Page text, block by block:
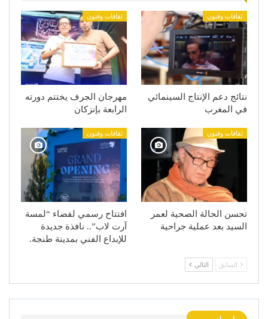
ثقافات وفنون
نتائج دعم الإنتاج السينمائي
في المغرب
ثقافات وفنون
مهرجان الجرف يختتم دورته
الرابعة بإنزكان
ثقافات وفنون
تحسن الحالة الصحية لعمر
السيد بعد عملية جراحية
ثقافات وفنون
افتتاح رسمي لفضاء “لمسة
آرت لاب”.. نافذة جديدة
للإبداع الفني بمدينة طنجة.
السابق التالي